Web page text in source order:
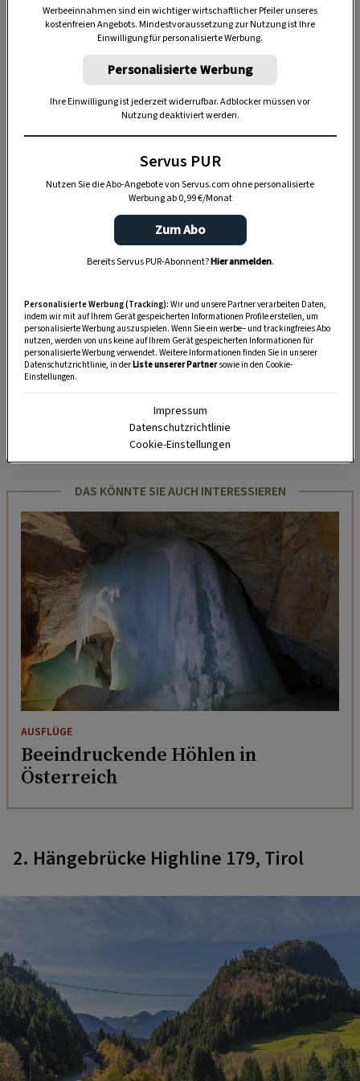
„Servus Garten“ auf WhatsApp
unserem kostenlosen WhatsApp-Kanal finden Sie täglich
Tipps und Tricks für Garten, Terrasse, Balkon- und
Zimmerpflanzen.
HIER MEHR ERFAHREN
www.pyramidenkogel.info
DAS KÖNNTE SIE AUCH INTERESSIEREN
AUSFLÜGE
Beeindruckende Höhlen in
Österreich
2. Hängebrücke Highline 179, Tirol
Werbeeinnahmen sind ein wichtiger wirtschaftlicher Pfeiler unseres
kostenfreien Angebots. Mindestvoraussetzung zur Nutzung ist Ihre
Einwilligung für personalisierte Werbung.
Personalisierte Werbung
Ihre Einwilligung ist jederzeit widerrufbar. Adblocker müssen vor
Nutzung deaktiviert werden.
Servus PUR
Nutzen Sie die Abo-Angebote von Servus.com ohne personalisierte
Werbung ab 0,99 €/Monat
Zum Abo
Bereits Servus PUR-Abonnent?Hier anmelden.
Personalisierte Werbung (Tracking): Wir und unsere Partner verarbeiten Daten,
indem wir mit auf Ihrem Gerät gespeicherten Informationen Profile erstellen, um
personalisierte Werbung auszuspielen. Wenn Sie ein werbe– und trackingfreies Abo
nutzen, werden von uns keine auf Ihrem Gerät gespeicherten Informationen für
personalisierte Werbung verwendet. Weitere Informationen finden Sie in unserer
Datenschutzrichtlinie, in derListe unserer Partnersowie in den Cookie-
Einstellungen.
Impressum
Datenschutzrichtlinie
Cookie-Einstellungen